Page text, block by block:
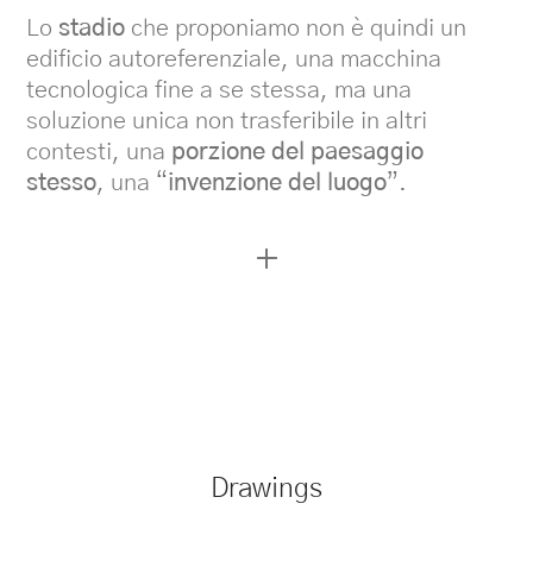
Lo stadio che proponiamo non è quindi un
edificio autoreferenziale, una macchina
tecnologica fine a se stessa, ma una
soluzione unica non trasferibile in altri
contesti, una porzione del paesaggio
stesso, una “invenzione del luogo”.
Drawings